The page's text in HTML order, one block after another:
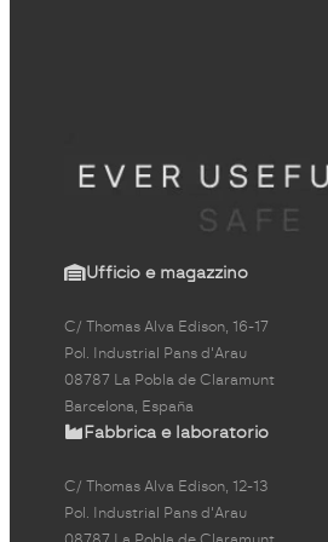
Ufficio e magazzino
C/ Thomas Alva Edison, 16-17
Pol. Industrial Pans d'Arau
08787 La Pobla de Claramunt
Barcelona, España
Fabbrica e laboratorio
C/ Thomas Alva Edison, 12-13
Pol. Industrial Pans d'Arau